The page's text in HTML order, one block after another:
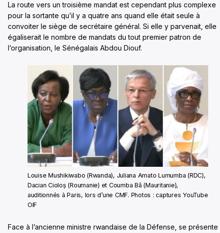
La route vers un troisième mandat est cependant plus complexe
pour la sortante qu’il y a quatre ans quand elle était seule à
convoiter le siège de secrétaire général. Si elle y parvenait, elle
égaliserait le nombre de mandats du tout premier patron de
l’organisation, le Sénégalais Abdou Diouf.
Louise Mushikiwabo (Rwanda), Juliana Amato Lumumba (RDC),
Dacian Cioloș (Roumanie) et Coumba Bâ (Mauritanie),
auditionnés à Paris, lors d’une CMF. Photos : captures YouTube
OIF
Face à l’ancienne ministre rwandaise de la Défense, se présente